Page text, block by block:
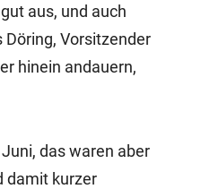
aus, und auch
Vorsitzender
hinein andauern,
das waren aber
damit kurzer